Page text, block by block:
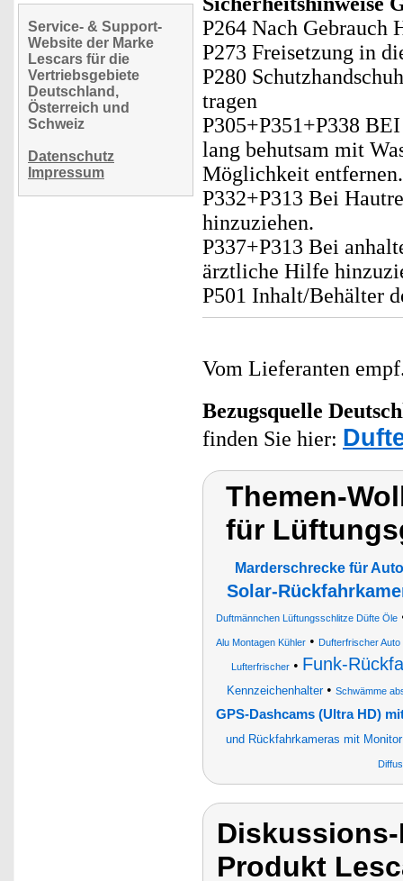
Service- & Support-
Website der Marke
Lescars für die
Vertriebsgebiete
Deutschland,
Österreich und
Schweiz
Datenschutz
Impressum
P264 Nach Gebrauch
P273 Freisetzung in
P280
tragen
P305+P351+P338
lang behutsam mit
Möglichkeit
P332+P313 Bei
hinzuziehen.
P337+P313 Bei
ärztliche Hilfe
P501 Inhalt/Behälter
Vom Lieferanten
Bezugsquelle
finden Sie hier:
Themen-
für
Marderschrecke für
Solar-
Duftmännchen Lüftungsschlitze Düfte Öle
Alu Montagen Kühler• Dufterfrischer Auto
Lufterfrischer• Funk-
Kennzeichenhalter• Schwämme
GPS-Dashcams (Ultra HD)
und Rückfahrkameras mit Monitor
Produkt